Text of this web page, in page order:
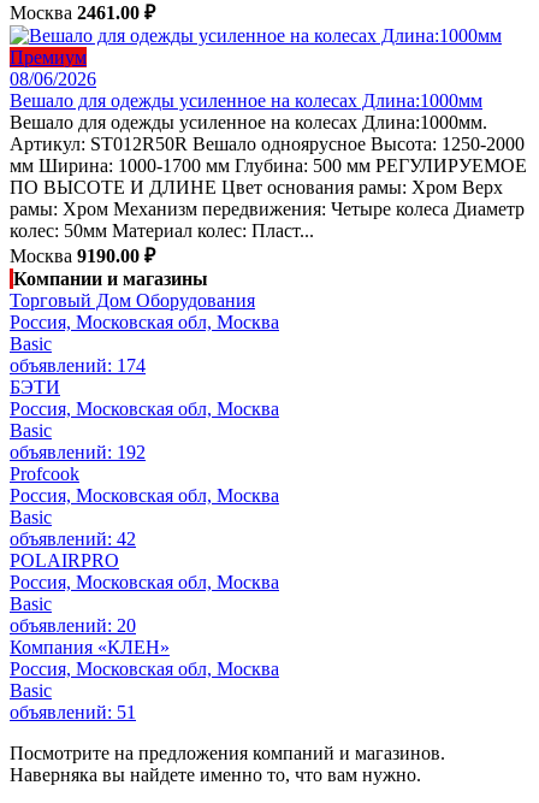
Москва 2461.00 ₽
Премиум
08/06/2026
Вешало для одежды усиленное на колесах Длина:1000мм
Вешало для одежды усиленное на колесах Длина:1000мм.
Артикул: ST012R50R Вешало одноярусное Высота: 1250-2000
мм Ширина: 1000-1700 мм Глубина: 500 мм РЕГУЛИРУЕМОЕ
ПО ВЫСОТЕ И ДЛИНЕ Цвет основания рамы: Хром Верх
рамы: Хром Механизм передвижения: Четыре колеса Диаметр
колес: 50мм Материал колес: Пласт...
Москва 9190.00 ₽
Компании и магазины
Торговый Дом Оборудования
Россия, Московская обл, Москва
Basic
объявлений: 174
БЭТИ
Россия, Московская обл, Москва
Basic
объявлений: 192
Profcook
Россия, Московская обл, Москва
Basic
объявлений: 42
POLAIRPRO
Россия, Московская обл, Москва
Basic
объявлений: 20
Компания «КЛЕН»
Россия, Московская обл, Москва
Basic
объявлений: 51
Посмотрите на предложения компаний и магазинов.
Наверняка вы найдете именно то, что вам нужно.